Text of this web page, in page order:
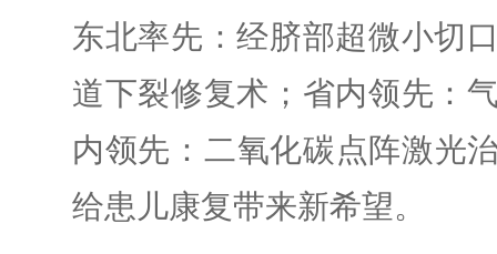
东北率先：经脐部超微小切
道下裂修复术；省内领先：
内领先：二氧化碳点阵激光
给患儿康复带来新希望。